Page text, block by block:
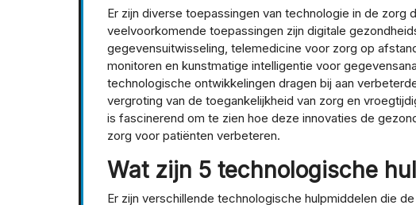
Er zijn diverse toepassingen van technologie in de zorg
veelvoorkomende toepassingen zijn digitale
gegevensuitwisseling, telemedicine voor zorg op
monitoren en kunstmatige intelligentie voor
technologische ontwikkelingen dragen bij aan
vergroting van de toegankelijkheid van zorg en
is fascinerend om te zien hoe deze innovaties de
zorg voor patiënten verbeteren.
Wat zijn 5 technologische
Er zijn verschillende technologische hulpmiddelen die